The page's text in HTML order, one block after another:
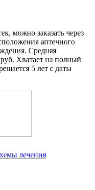
можно заказать через
аптечного
Средняя
руб. Хватает на полный
5 лет с даты
лечения